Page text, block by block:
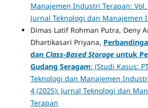
Manajemen Industri Terapan: Vol.
Jurnal Teknologi dan Manajemen
Dimas Latif Rohman Putra, Deny
Dhartikasari Priyana,
dan Class-Based Storageuntuk
Gudang Seragam: (Studi Kasus:
Teknologi dan Manajemen
4 (2025): Jurnal Teknologi dan
Terapan